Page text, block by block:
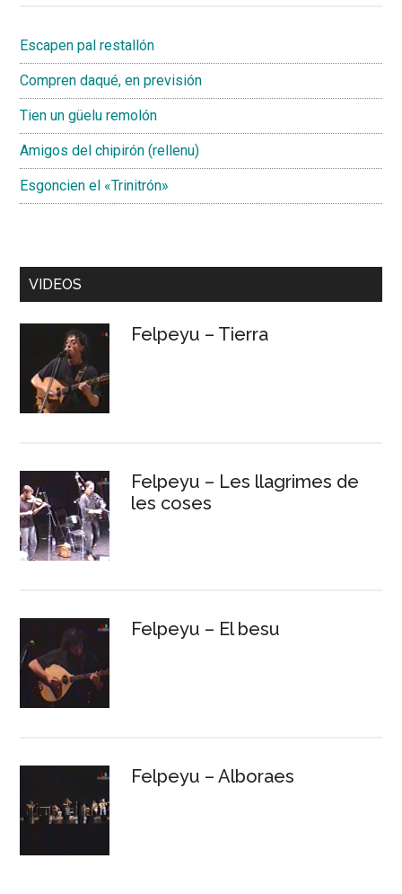
Escapen pal restallón
Compren daqué, en previsión
Tien un güelu remolón
Amigos del chipirón (rellenu)
Esgoncien el «Trinitrón»
VIDEOS
Felpeyu – Tierra
Felpeyu – Les llagrimes de
les coses
Felpeyu – El besu
Felpeyu – Alboraes